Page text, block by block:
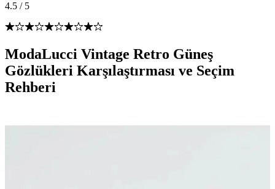
4.5 / 5
ModaLucci Vintage Retro Güneş
Gözlükleri Karşılaştırması ve Seçim
Rehberi